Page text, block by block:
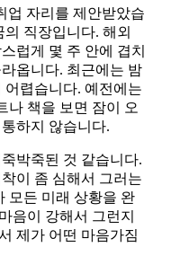
업 자리를 제안받았습
직장입니다. 해외
럽게 몇 주 안에 겹치
옵니다. 최근에는 밤
어렵습니다. 예전에는
나 책을 보면 잠이 오
하지 않습니다.
박죽된 것 같습니다.
이 좀 심해서 그러는
모든 미래 상황을 완
음이 강해서 그런지
제가 어떤 마음가짐